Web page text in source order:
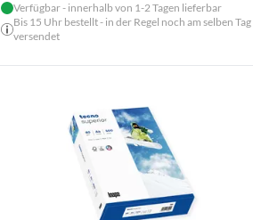
Verfügbar - innerhalb von 1-2 Tagen lieferbar
Bis 15 Uhr bestellt - in der Regel noch am selben Tag
versendet